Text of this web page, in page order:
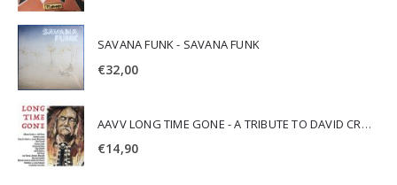
SAVANA FUNK - SAVANA FUNK
€32,00
AAVV LONG TIME GONE - A TRIBUTE TO DAVID CROSBY
€14,90